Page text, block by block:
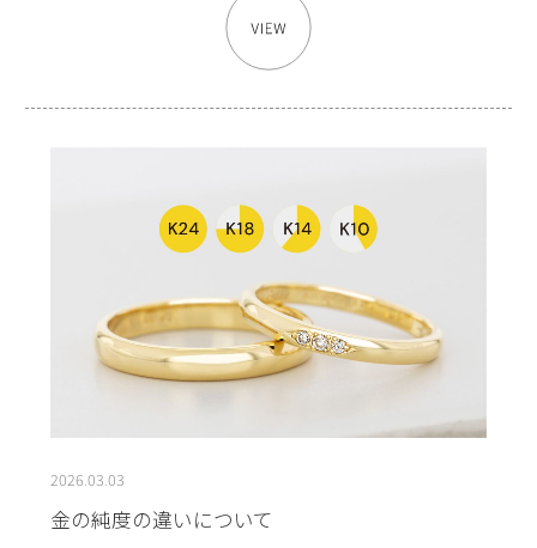
2026.03.03
金の純度の違いについて